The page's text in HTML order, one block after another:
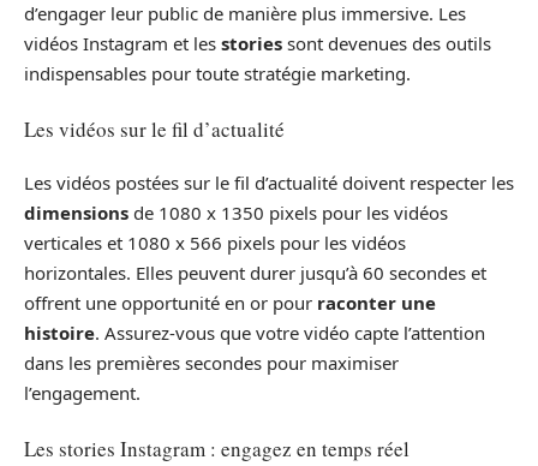
d’engager leur public de manière plus immersive. Les
vidéos Instagram et les stories sont devenues des outils
indispensables pour toute stratégie marketing.
Les vidéos sur le fil d’actualité
Les vidéos postées sur le fil d’actualité doivent respecter les
dimensions de 1080 x 1350 pixels pour les vidéos
verticales et 1080 x 566 pixels pour les vidéos
horizontales. Elles peuvent durer jusqu’à 60 secondes et
offrent une opportunité en or pour raconter une
histoire. Assurez-vous que votre vidéo capte l’attention
dans les premières secondes pour maximiser
l’engagement.
Les stories Instagram : engagez en temps réel